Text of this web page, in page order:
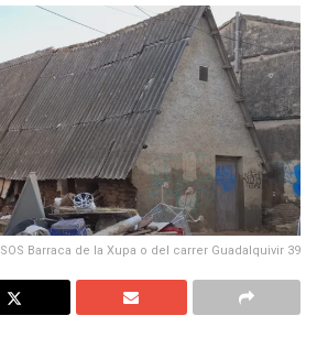
SOS Barraca de la Xupa o del carrer Guadalquivir 39